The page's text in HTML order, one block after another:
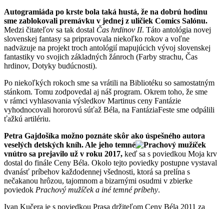
Autogramiáda po krste bola taká hustá, že na dobrú hodinu
sme zablokovali premávku v jednej z uličiek Comics Salónu.
Medzi čitateľov sa tak dostal Čas hrdinov II. Táto antológia novej
slovenskej fantasy sa pripravovala niekoľko rokov a voľne
nadväzuje na projekt troch antológií mapujúcich vývoj slovenskej
fantastiky vo svojich základných žánroch (Farby strachu, Čas
hrdinov, Dotyky budúcnosti).
Po niekoľkých rokoch sme sa vrátili na Bibliotéku so samostatným
stánkom. Tomu zodpovedal aj náš program. Okrem toho, že sme
v rámci vyhlasovania výsledkov Martinus ceny Fantázie
vyhodnocovali hororovú súťaž Béla, na FantáziaFeste sme odpálili
ťažkú artilériu.
Petra Gajdošíka možno poznáte skôr ako úspešného autora
veselých detských kníh. Ale jeho temné
vnútro sa prejavilo už v roku 2017, keď sa s poviedkou Moja krv
dostal do finále Ceny Béla. Okolo tejto poviedky postupne vystaval
dvanásť príbehov každodennej všednosti, ktorá sa prelína s
nečakanou hrôzou, tajomnom a bizarnými osudmi v zbierke
poviedok Prachový mužíček a iné temné príbehy.
Ivan Kučera je s poviedkou Prasa držiteľom Ceny Béla 2011 za